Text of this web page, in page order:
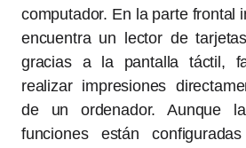
computador. En la parte frontal
encuentra un lector de
gracias a la pantalla táctil,
realizar impresiones
de un ordenador. Aunque
funciones están